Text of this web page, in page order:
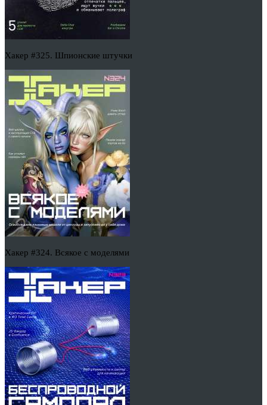
Хакер #325. Шпионские штучки
Хакер #324. Всякое с моделями